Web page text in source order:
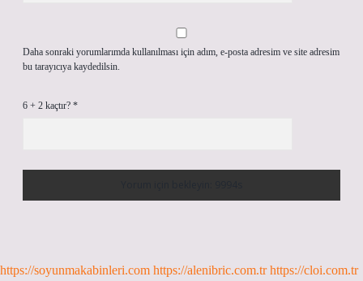
Daha sonraki yorumlarımda kullanılması için adım, e-posta adresim ve site adresim
bu tarayıcıya kaydedilsin.
6 + 2 kaçtır? *
https://soyunmakabinleri.com https://alenibric.com.tr https://cloi.com.tr